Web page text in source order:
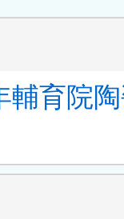
輔育院